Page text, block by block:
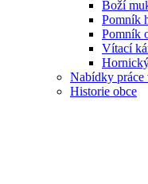
Boží
Pomník
Pomník
Vítací
Nabídky práce
Historie obce